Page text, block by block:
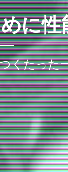
に性
くたった